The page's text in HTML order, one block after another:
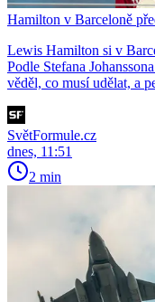
Hamilton v Barceloně
Lewis Hamilton si v
Podle Stefana
věděl, co musí udělat, a
SvětFormule.cz
dnes, 11:51
2 min